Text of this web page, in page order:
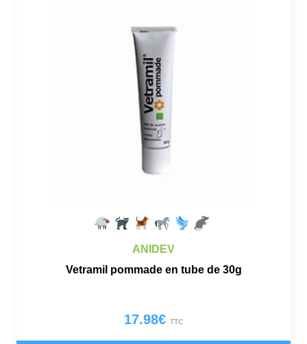
ANIDEV
Vetramil pommade en tube de 30g
17.98€ TTC